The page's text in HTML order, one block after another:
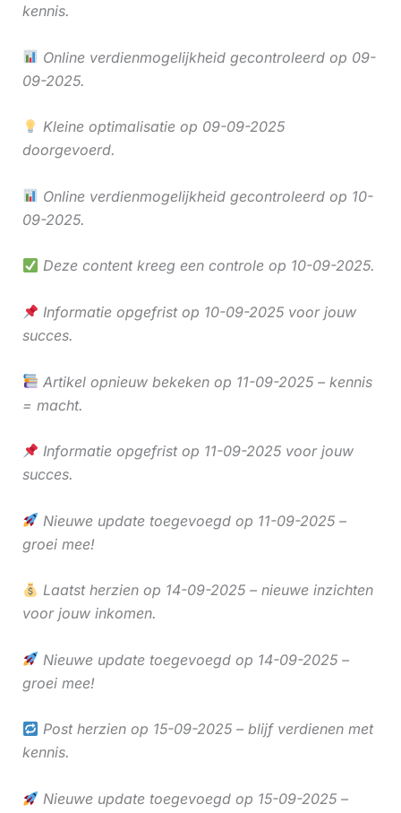
kennis.
Online verdienmogelijkheid gecontroleerd op 09-
09-2025.
Kleine optimalisatie op 09-09-2025
doorgevoerd.
Online verdienmogelijkheid gecontroleerd op 10-
09-2025.
Deze content kreeg een controle op 10-09-2025.
Informatie opgefrist op 10-09-2025 voor jouw
succes.
Artikel opnieuw bekeken op 11-09-2025 – kennis
= macht.
Informatie opgefrist op 11-09-2025 voor jouw
succes.
Nieuwe update toegevoegd op 11-09-2025 –
groei mee!
Laatst herzien op 14-09-2025 – nieuwe inzichten
voor jouw inkomen.
Nieuwe update toegevoegd op 14-09-2025 –
groei mee!
Post herzien op 15-09-2025 – blijf verdienen met
kennis.
Nieuwe update toegevoegd op 15-09-2025 –